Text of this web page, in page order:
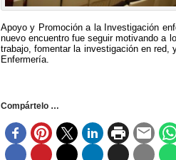
Apoyo y Promoción a la Investigación
nuevo encuentro fue seguir motivando a
trabajo, fomentar la investigación en red,
Enfermería.
Compártelo …